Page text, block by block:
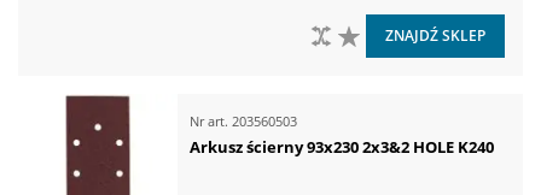
DO LISTY ŻYCZEŃ
DO PORÓWNANIA
ZNAJDŹ SKLEP
Nr art. 203560503
Arkusz ścierny 93x230 2x3&2 HOLE K240